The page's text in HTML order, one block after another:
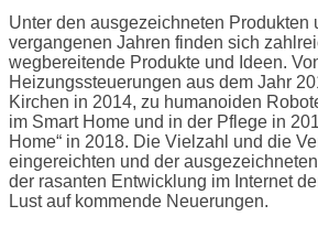
Unter den ausgezeichneten Produkten
vergangenen Jahren finden sich
wegbereitende Produkte und Ideen.
Heizungssteuerungen aus dem Jahr
Kirchen in 2014, zu humanoiden
im Smart Home und in der Pflege in
Home“ in 2018. Die Vielzahl und die
eingereichten und der
der rasanten Entwicklung im Internet
Lust auf kommende Neuerungen.